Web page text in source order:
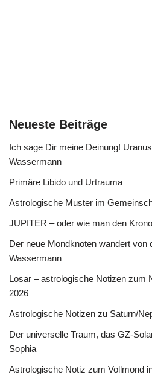
Neueste Beiträge
Ich sage Dir meine Deinung!
Wassermann
Primäre Libido und Urtrauma
Astrologische Muster im
JUPITER – oder wie man den
Der neue Mondknoten wandert von
Wassermann
Losar – astrologische Notizen zum
2026
Astrologische Notizen zu Saturn/
Der universelle Traum, das GZ-
Sophia
Astrologische Notiz zum Vollmond